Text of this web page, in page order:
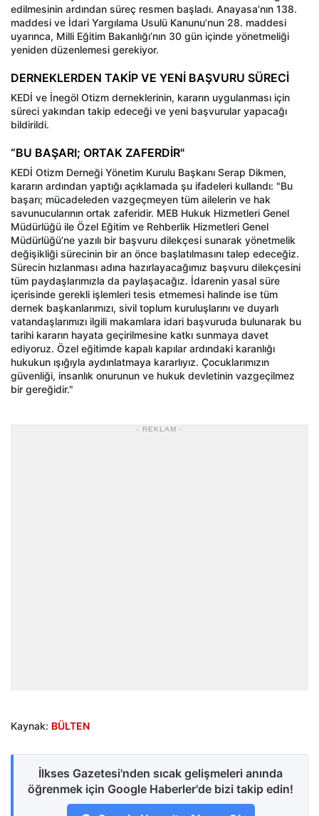
edilmesinin ardından süreç resmen başladı. Anayasa’nın 138.
maddesi ve İdari Yargılama Usulü Kanunu’nun 28. maddesi
uyarınca, Milli Eğitim Bakanlığı’nın 30 gün içinde yönetmeliği
yeniden düzenlemesi gerekiyor.
DERNEKLERDEN TAKİP VE YENİ BAŞVURU SÜRECİ
KEDİ ve İnegöl Otizm derneklerinin, kararın uygulanması için
süreci yakından takip edeceği ve yeni başvurular yapacağı
bildirildi.
“BU BAŞARI; ORTAK ZAFERDİR"
KEDİ Otizm Derneği Yönetim Kurulu Başkanı Serap Dikmen,
kararın ardından yaptığı açıklamada şu ifadeleri kullandı: "Bu
başarı; mücadeleden vazgeçmeyen tüm ailelerin ve hak
savunucularının ortak zaferidir. MEB Hukuk Hizmetleri Genel
Müdürlüğü ile Özel Eğitim ve Rehberlik Hizmetleri Genel
Müdürlüğü’ne yazılı bir başvuru dilekçesi sunarak yönetmelik
değişikliği sürecinin bir an önce başlatılmasını talep edeceğiz.
Sürecin hızlanması adına hazırlayacağımız başvuru dilekçesini
tüm paydaşlarımızla da paylaşacağız. İdarenin yasal süre
içerisinde gerekli işlemleri tesis etmemesi halinde ise tüm
dernek başkanlarımızı, sivil toplum kuruluşlarını ve duyarlı
vatandaşlarımızı ilgili makamlara idari başvuruda bulunarak bu
tarihi kararın hayata geçirilmesine katkı sunmaya davet
ediyoruz. Özel eğitimde kapalı kapılar ardındaki karanlığı
hukukun ışığıyla aydınlatmaya kararlıyız. Çocuklarımızın
güvenliği, insanlık onurunun ve hukuk devletinin vazgeçilmez
bir gereğidir."
- REKLAM -
Kaynak: BÜLTEN
İlkses Gazetesi'nden sıcak gelişmeleri anında
öğrenmek için Google Haberler'de bizi takip edin!